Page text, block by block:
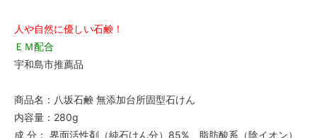
人や自然に優しい石鹸！
ＥＭ配合
宇和島市推薦品
商品名：八坂石鹸 無添加台所固型石けん
内容量：280g
成 分： 界面活性剤（純石けん分）85%、脂肪酸系（陰イオン）